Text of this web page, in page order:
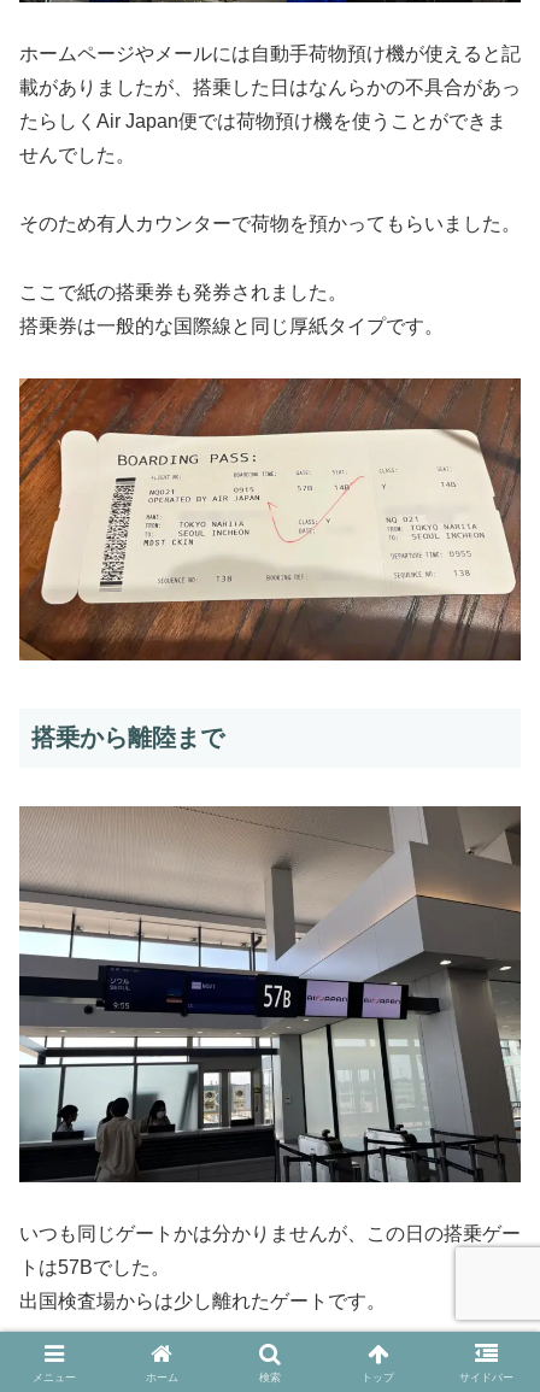
ホームページやメールには自動手荷物預け機が使えると記
載がありましたが、搭乗した日はなんらかの不具合があっ
たらしくAir Japan便では荷物預け機を使うことができま
せんでした。
そのため有人カウンターで荷物を預かってもらいました。
ここで紙の搭乗券も発券されました。
搭乗券は一般的な国際線と同じ厚紙タイプです。
搭乗から離陸まで
いつも同じゲートかは分かりませんが、この日の搭乗ゲー
トは57Bでした。
出国検査場からは少し離れたゲートです。
9時55分出発予定で、搭乗開始は9時15分の予定でした
メニュー ホーム 検索 トップ サイドバー